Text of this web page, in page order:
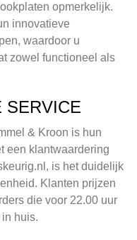
opmerkelijk.
innovatieve
waardoor u
zowel functioneel als
SERVICE
& Kroon is hun
een klantwaardering
is het duidelijk
Klanten prijzen
die voor 22.00 uur
huis.